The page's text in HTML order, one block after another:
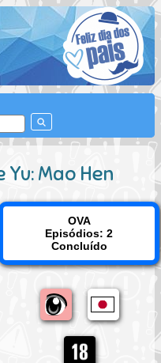
Mao Hen
OVA
Episódios: 2
Concluído